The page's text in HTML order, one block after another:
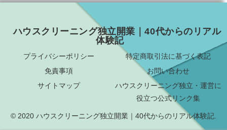
ハウスクリーニング独立開業｜40代からのリアル
体験記
プライバシーポリシー
特定商取引法に基づく表記
免責事項
お問い合わせ
サイトマップ
ハウスクリーニング独立・運営に
役立つ公式リンク集
© 2020 ハウスクリーニング独立開業｜40代からのリアル体験記.